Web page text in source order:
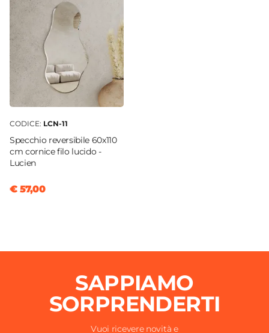
CODICE: LCN-11
Specchio reversibile 60x110
cm cornice filo lucido -
Lucien
€ 57,00
SAPPIAMO
SORPRENDERTI
Vuoi ricevere novità e